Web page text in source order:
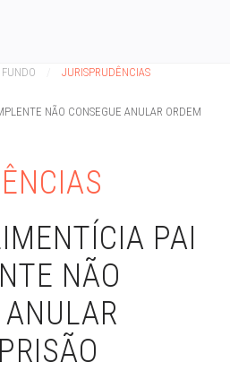
JURISPRUDÊNCIAS
NÃO CONSEGUE ANULAR ORDEM
PAI
NÃO